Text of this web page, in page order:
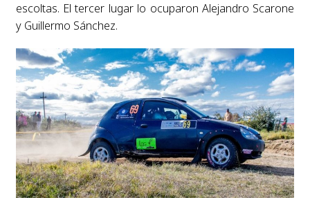
escoltas. El tercer lugar lo ocuparon Alejandro Scarone
y Guillermo Sánchez.